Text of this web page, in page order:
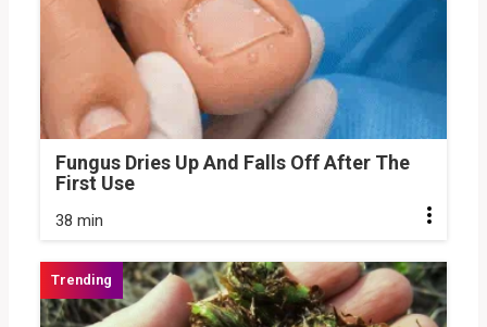
Fungus Dries Up And Falls Off After The
First Use
38 min